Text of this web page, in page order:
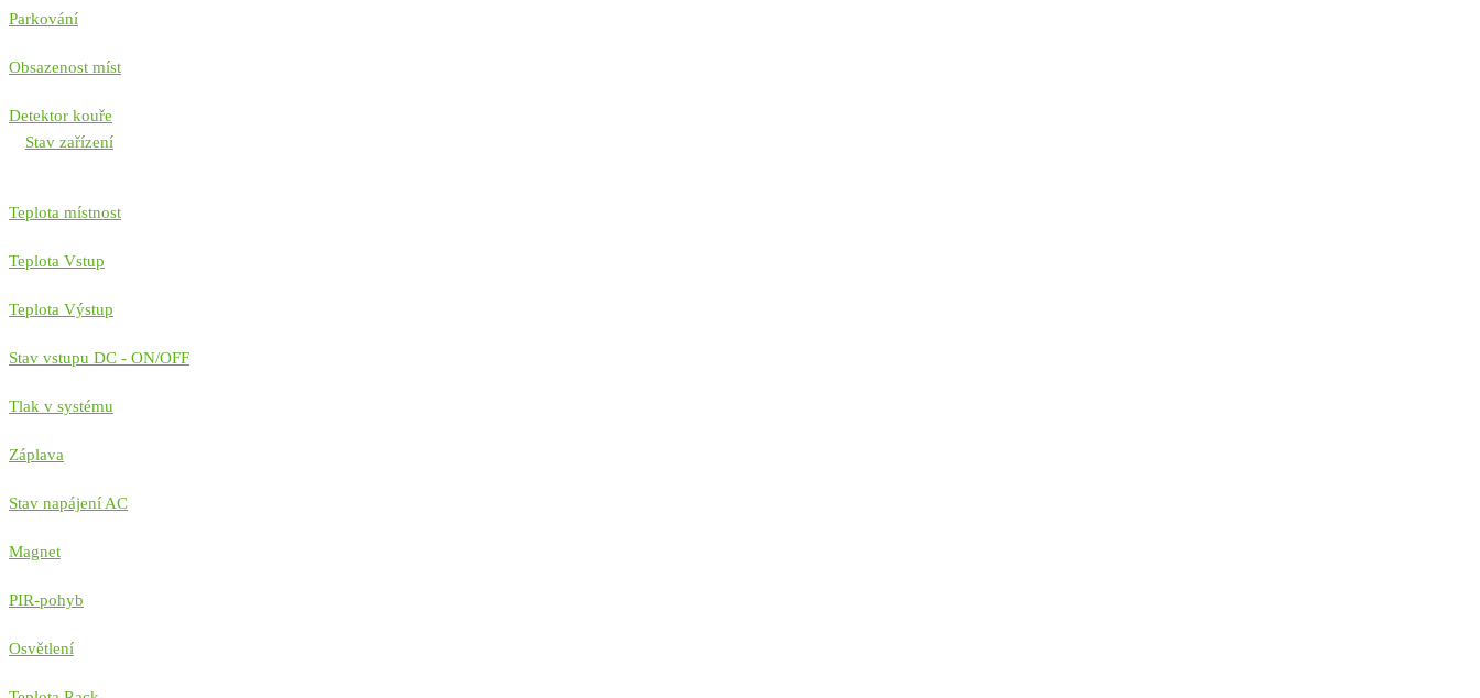
Parkování
Obsazenost míst
Detektor kouře
Stav zařízení
Teplota místnost
Teplota Vstup
Teplota Výstup
Stav vstupu DC - ON/OFF
Tlak v systému
Záplava
Stav napájení AC
Magnet
PIR-pohyb
Osvětlení